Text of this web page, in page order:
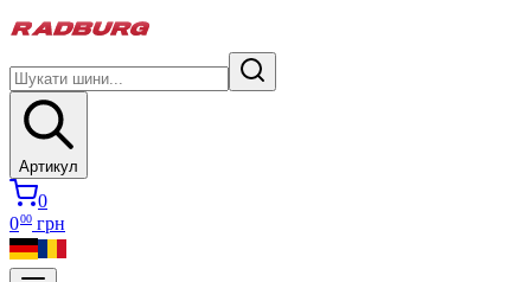
Артикул
0
000 грн